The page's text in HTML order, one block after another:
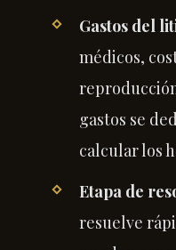
Gastos del
médicos,
gastos se
calcular los
Etapa de
resuelve